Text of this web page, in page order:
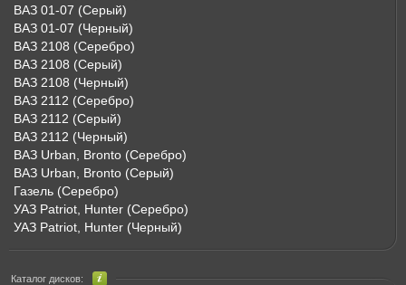
ВАЗ 01-07 (Серый)
ВАЗ 01-07 (Черный)
ВАЗ 2108 (Серебро)
ВАЗ 2108 (Серый)
ВАЗ 2108 (Черный)
ВАЗ 2112 (Серебро)
ВАЗ 2112 (Серый)
ВАЗ 2112 (Черный)
ВАЗ Urban, Bronto (Серебро)
ВАЗ Urban, Bronto (Серый)
Газель (Серебро)
УАЗ Patriot, Hunter (Серебро)
УАЗ Patriot, Hunter (Черный)
Каталог дисков: